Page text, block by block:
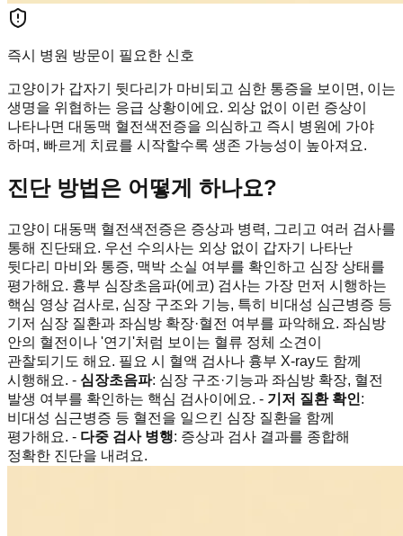
즉시 병원 방문이 필요한 신호
고양이가 갑자기 뒷다리가 마비되고 심한 통증을 보이면, 이는
생명을 위협하는 응급 상황이에요. 외상 없이 이런 증상이
나타나면 대동맥 혈전색전증을 의심하고 즉시 병원에 가야
하며, 빠르게 치료를 시작할수록 생존 가능성이 높아져요.
진단 방법은 어떻게 하나요?
고양이 대동맥 혈전색전증은 증상과 병력, 그리고 여러 검사를
통해 진단돼요. 우선 수의사는 외상 없이 갑자기 나타난
뒷다리 마비와 통증, 맥박 소실 여부를 확인하고 심장 상태를
평가해요. 흉부 심장초음파(에코) 검사는 가장 먼저 시행하는
핵심 영상 검사로, 심장 구조와 기능, 특히 비대성 심근병증 등
기저 심장 질환과 좌심방 확장·혈전 여부를 파악해요. 좌심방
안의 혈전이나 '연기'처럼 보이는 혈류 정체 소견이
관찰되기도 해요. 필요 시 혈액 검사나 흉부 X-ray도 함께
시행해요. - 심장초음파: 심장 구조·기능과 좌심방 확장, 혈전
발생 여부를 확인하는 핵심 검사이에요. - 기저 질환 확인:
비대성 심근병증 등 혈전을 일으킨 심장 질환을 함께
평가해요. - 다중 검사 병행: 증상과 검사 결과를 종합해
정확한 진단을 내려요.